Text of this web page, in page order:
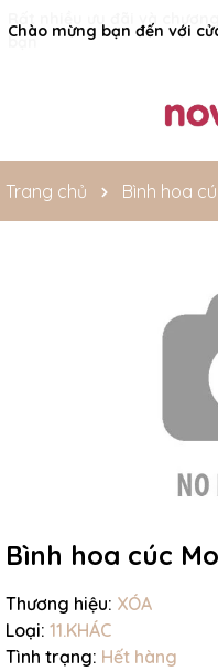
Rất nhiều ưu đãi và
bạn
Trang chủ Bình hoa
Bình hoa cúc
Thương hiệu: XÓA
Loại: 11.KHÁC
Tình trạng: Hết hàng